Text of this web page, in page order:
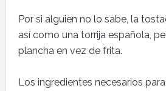
Por si alguien no lo sabe, la
así como una torrija española,
plancha en vez de frita.
Los ingredientes necesarios